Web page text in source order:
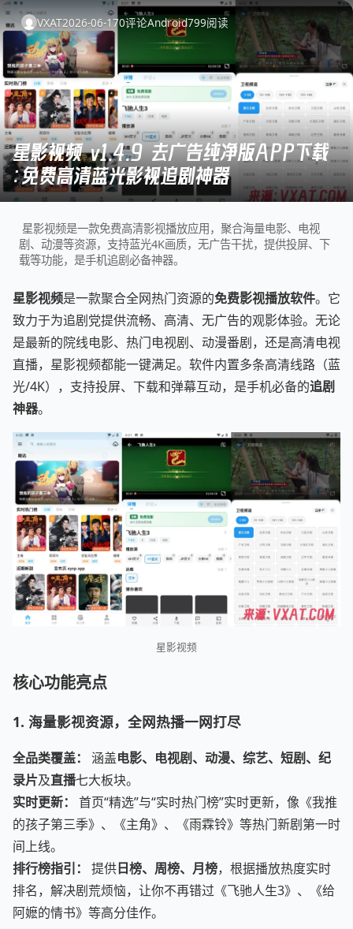
VXAT2026-06-170评论Android799阅读
星影视频 v1.4.9 去广告纯净版APP下载
：免费高清蓝光影视追剧神器
星影视频是一款免费高清影视播放应用，聚合海量电影、电视
剧、动漫等资源，支持蓝光4K画质，无广告干扰，提供投屏、下
载等功能，是手机追剧必备神器。
星影视频是一款聚合全网热门资源的免费影视播放软件。它
致力于为追剧党提供流畅、高清、无广告的观影体验。无论
是最新的院线电影、热门电视剧、动漫番剧，还是高清电视
直播，星影视频都能一键满足。软件内置多条高清线路（蓝
光/4K），支持投屏、下载和弹幕互动，是手机必备的追剧
神器。
星影视频
核心功能亮点
1. 海量影视资源，全网热播一网打尽
全品类覆盖： 涵盖电影、电视剧、动漫、综艺、短剧、纪
录片及直播七大板块。
实时更新：
首页“精选”与“实时热门榜”实时更新，像《我推
的孩子第三季》、《主角》、《雨霖铃》等热门新剧第一时
间上线。
排行榜指引：
提供日榜、周榜、月榜，根据播放热度实时
排名，解决剧荒烦恼，让你不再错过《飞驰人生3》、《给
阿嬷的情书》等高分佳作。